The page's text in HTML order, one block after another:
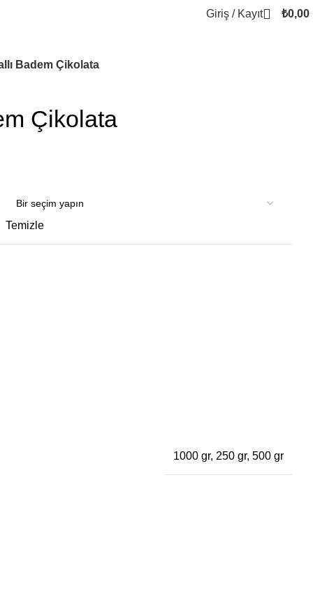
Giriş / Kayıt ₺0,00
Badem Çikolata
Çikolata
Temizle
1000 gr, 250 gr, 500 gr